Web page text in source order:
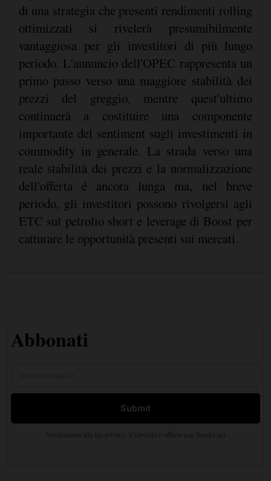
di una strategia che presenti rendimenti rolling
ottimizzati si rivelerà presumibilmente
vantaggiosa per gli investitori di più lungo
periodo. L'annuncio dell'OPEC rappresenta un
primo passo verso una maggiore stabilità dei
prezzi del greggio, mentre quest'ultimo
continuerà a costituire una componente
importante del sentiment sugli investimenti in
commodity in generale. La strada verso una
reale stabilità dei prezzi e la normalizzazione
dell'offerta é ancora lunga ma, nel breve
periodo, gli investitori possono rivolgersi agli
ETC sul petrolio short e leverage di Boost per
catturare le opportunità presenti sui mercati.